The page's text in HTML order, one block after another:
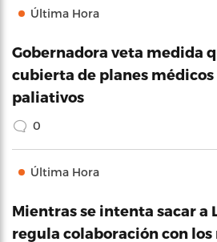
Última Hora
Gobernadora veta medida
cubierta de planes
paliativos
0
Última Hora
Mientras se intenta sacar a
regula colaboración con